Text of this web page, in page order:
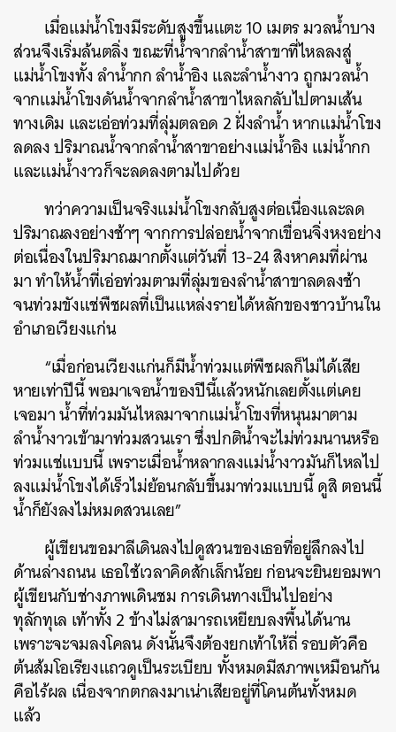
เมื่อแม่น้ำโขงมีระดับสูงขึ้นแตะ 10 เมตร มวลน้ำบาง
ส่วนจึงเริ่มล้นตลิ่ง ขณะที่น้ำจากลำน้ำสาขาที่ไหลลงสู่
แม่น้ำโขงทั้ง ลำน้ำกก ลำน้ำอิง และลำน้ำงาว ถูกมวลน้ำ
จากแม่น้ำโขงดันน้ำจากลำน้ำสาขาไหลกลับไปตามเส้น
ทางเดิม และเอ่อท่วมที่ลุ่มตลอด 2 ฝั่งลำน้ำ หากแม่น้ำโขง
ลดลง ปริมาณน้ำจากลำน้ำสาขาอย่างแม่น้ำอิง แม่น้ำกก
และแม่น้ำงาวก็จะลดลงตามไปด้วย
ทว่าความเป็นจริงแม่น้ำโขงกลับสูงต่อเนื่องและลด
ปริมาณลงอย่างช้าๆ จากการปล่อยน้ำจากเขื่อนจิ่งหงอย่าง
ต่อเนื่องในปริมาณมากตั้งแต่วันที่ 13-24 สิงหาคมที่ผ่าน
มา ทำให้น้ำที่เอ่อท่วมตามที่ลุ่มของลำน้ำสาขาลดลงช้า
จนท่วมขังแช่พืชผลที่เป็นแหล่งรายได้หลักของชาวบ้านใน
อำเภอเวียงแก่น
“เมื่อก่อนเวียงแก่นก็มีน้ำท่วมแต่พืชผลก็ไม่ได้เสีย
หายเท่าปีนี้ พอมาเจอน้ำของปีนี้แล้วหนักเลยตั้งแต่เคย
เจอมา น้ำที่ท่วมมันไหลมาจากแม่น้ำโขงที่หนุนมาตาม
ลำน้ำงาวเข้ามาท่วมสวนเรา ซึ่งปกติน้ำจะไม่ท่วมนานหรือ
ท่วมแช่แบบนี้ เพราะเมื่อน้ำหลากลงแม่น้ำงาวมันก็ไหลไป
ลงแม่น้ำโขงได้เร็วไม่ย้อนกลับขึ้นมาท่วมแบบนี้ ดูสิ ตอนนี้
น้ำก็ยังลงไม่หมดสวนเลย”
ผู้เขียนขอมาลีเดินลงไปดูสวนของเธอที่อยู่ลึกลงไป
ด้านล่างถนน เธอใช้เวลาคิดสักเล็กน้อย ก่อนจะยินยอมพา
ผู้เขียนกับช่างภาพเดินชม การเดินทางเป็นไปอย่าง
ทุลักทุเล เท้าทั้ง 2 ข้างไม่สามารถเหยียบลงพื้นได้นาน
เพราะจะจมลงโคลน ดังนั้นจึงต้องยกเท้าให้ถี่ รอบตัวคือ
ต้นส้มโอเรียงแถวดูเป็นระเบียบ ทั้งหมดมีสภาพเหมือนกัน
คือไร้ผล เนื่องจากตกลงมาเน่าเสียอยู่ที่โคนต้นทั้งหมด
แล้ว